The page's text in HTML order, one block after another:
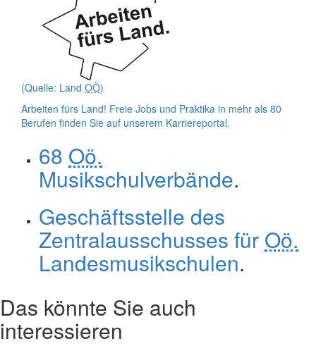
(Quelle: Land OÖ)
Arbeiten fürs Land! Freie Jobs und Praktika in mehr als 80
Berufen finden Sie auf unserem Karriereportal.
68 Oö.
Musikschulverbände.
Geschäftsstelle des
Zentralausschusses für Oö.
Landesmusikschulen.
Das könnte Sie auch
interessieren